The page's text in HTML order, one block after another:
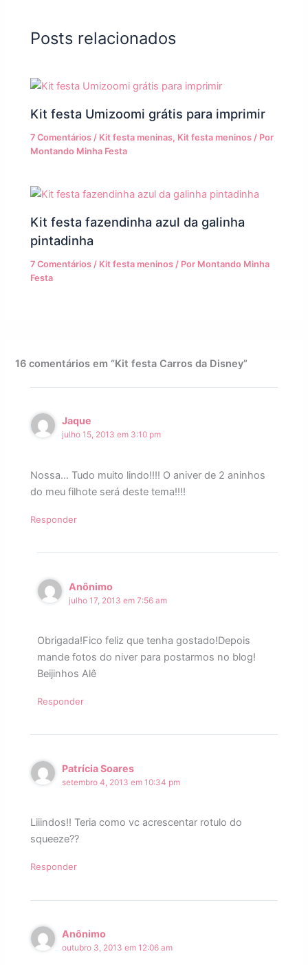
Posts relacionados
Kit festa Umizoomi grátis para imprimir
7 Comentários / Kit festa meninas, Kit festa meninos / Por
Montando Minha Festa
Kit festa fazendinha azul da galinha
pintadinha
7 Comentários / Kit festa meninos / Por Montando Minha
Festa
16 comentários em “Kit festa Carros da Disney”
Jaque
julho 15, 2013 em 3:10 pm
Nossa… Tudo muito lindo!!!! O aniver de 2 aninhos
do meu filhote será deste tema!!!!
Responder
Anônimo
julho 17, 2013 em 7:56 am
Obrigada!Fico feliz que tenha gostado!Depois
mande fotos do niver para postarmos no blog!
Beijinhos Alê
Responder
Patrícia Soares
setembro 4, 2013 em 10:34 pm
Liiindos!! Teria como vc acrescentar rotulo do
squeeze??
Responder
Anônimo
outubro 3, 2013 em 12:06 am